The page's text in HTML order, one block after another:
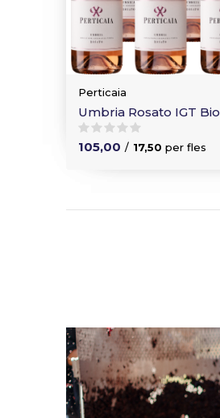
Perticaia
Umbria Rosato IGT Bio
105,00 / 17,50 per fles